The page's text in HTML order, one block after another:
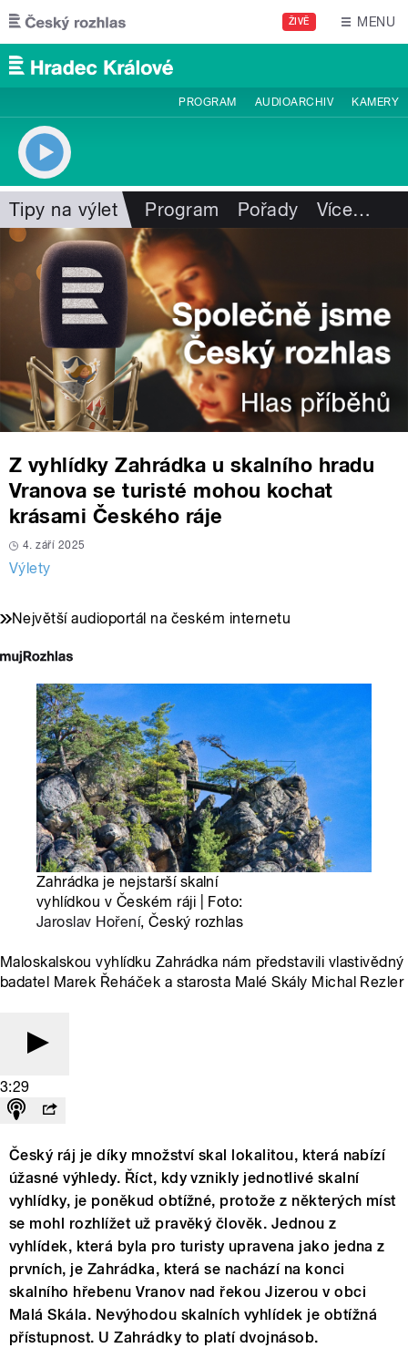
Přejít k hlavnímu obsahu
ŽIVĚ MENU
PROGRAM AUDIOARCHIV KAMERY
Tipy na výlet Program Pořady Více…
Z vyhlídky Zahrádka u skalního hradu
Vranova se turisté mohou kochat
krásami Českého ráje
4. září 2025
Výlety
Největší audioportál na českém internetu
Zahrádka je nejstarší skalní
vyhlídkou v Českém ráji | Foto:
Jaroslav Hoření, Český rozhlas
Maloskalskou vyhlídku Zahrádka nám představili vlastivědný
badatel Marek Řeháček a starosta Malé Skály Michal Rezler
3:29
Český ráj je díky množství skal lokalitou, která nabízí
úžasné výhledy. Říct, kdy vznikly jednotlivé skalní
vyhlídky, je poněkud obtížné, protože z některých míst
se mohl rozhlížet už pravěký člověk. Jednou z
vyhlídek, která byla pro turisty upravena jako jedna z
prvních, je Zahrádka, která se nachází na konci
skalního hřebenu Vranov nad řekou Jizerou v obci
Malá Skála. Nevýhodou skalních vyhlídek je obtížná
přístupnost. U Zahrádky to platí dvojnásob.